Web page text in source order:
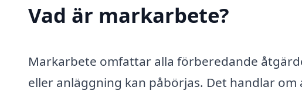
Vad är markarbete?
Markarbete omfattar alla förberedande
eller anläggning kan påbörjas. Det handlar